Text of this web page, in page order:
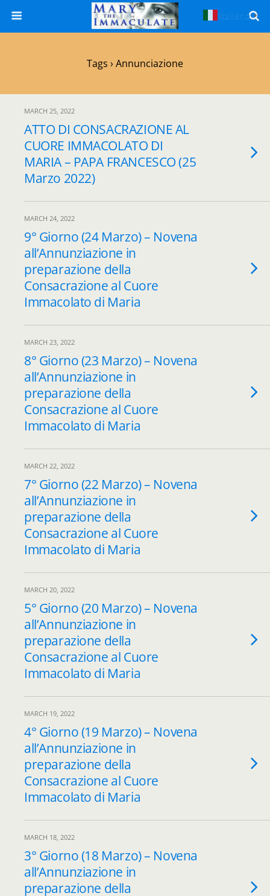
Tags › Annunciazione
MARCH 25, 2022
ATTO DI CONSACRAZIONE AL
CUORE IMMACOLATO DI
MARIA – PAPA FRANCESCO (25
Marzo 2022)
MARCH 24, 2022
9° Giorno (24 Marzo) – Novena
all’Annunziazione in
preparazione della
Consacrazione al Cuore
Immacolato di Maria
MARCH 23, 2022
8° Giorno (23 Marzo) – Novena
all’Annunziazione in
preparazione della
Consacrazione al Cuore
Immacolato di Maria
MARCH 22, 2022
7° Giorno (22 Marzo) – Novena
all’Annunziazione in
preparazione della
Consacrazione al Cuore
Immacolato di Maria
MARCH 20, 2022
5° Giorno (20 Marzo) – Novena
all’Annunziazione in
preparazione della
Consacrazione al Cuore
Immacolato di Maria
MARCH 19, 2022
4° Giorno (19 Marzo) – Novena
all’Annunziazione in
preparazione della
Consacrazione al Cuore
Immacolato di Maria
MARCH 18, 2022
3° Giorno (18 Marzo) – Novena
all’Annunziazione in
preparazione della
Italiano ▼